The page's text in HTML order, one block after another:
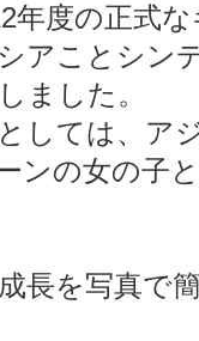
年度の正式
アことシン
ました。
しては、ア
ンの女の子
長を写真で